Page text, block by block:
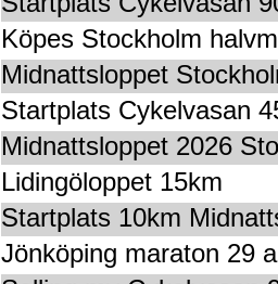
Köpes Stockholm
Midnattsloppet
Startplats Cykelvasan
Midnattsloppet 2026
Lidingöloppet 15km
Startplats 10km
Jönköping maraton 29